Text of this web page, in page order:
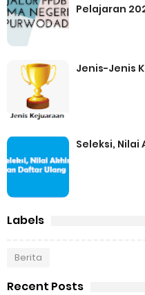
Pelajaran
Jenis-Jenis
Seleksi,
Labels
Berita
Recent Posts